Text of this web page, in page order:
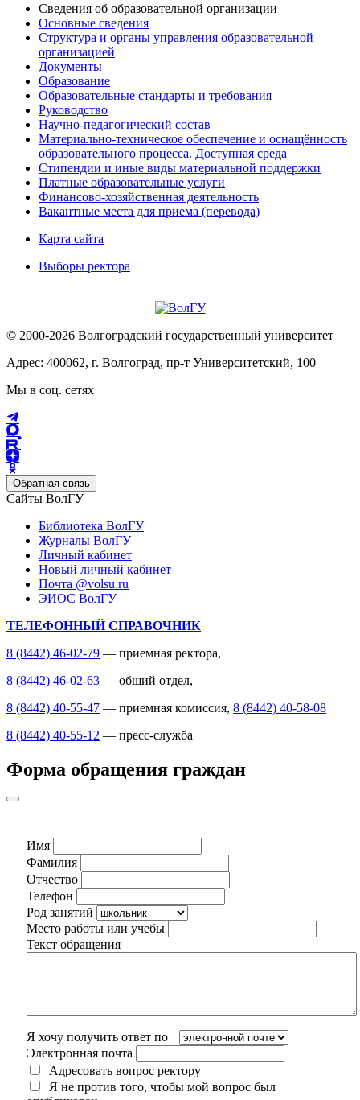
Сведения об образовательной организации
Основные сведения
Структура и органы управления образовательной
организацией
Документы
Образование
Образовательные стандарты и требования
Руководство
Научно-педагогический состав
Материально-техническое обеспечение и оснащённость
образовательного процесса. Доступная среда
Стипендии и иные виды материальной поддержки
Платные образовательные услуги
Финансово-хозяйственная деятельность
Вакантные места для приема (перевода)
Карта сайта
Выборы ректора
© 2000-2026 Волгоградский государственный университет
Адрес: 400062, г. Волгоград, пр-т Университетский, 100
Мы в соц. сетях
Обратная связь
Сайты ВолГУ
Библиотека ВолГУ
Журналы ВолГУ
Личный кабинет
Новый личный кабинет
Почта @volsu.ru
ЭИОС ВолГУ
ТЕЛЕФОННЫЙ СПРАВОЧНИК
8 (8442) 46-02-79 — приемная ректора,
8 (8442) 46-02-63 — общий отдел,
8 (8442) 40-55-47 — приемная комиссия, 8 (8442) 40-58-08
8 (8442) 40-55-12 — пресс-служба
Форма обращения граждан
Имя
Фамилия
Отчество
Телефон
Род занятий
Место работы или учебы
Текст обращения
Я хочу получить ответ по
Электронная почта
Адресовать вопрос ректору
Я не против того, чтобы мой вопрос был